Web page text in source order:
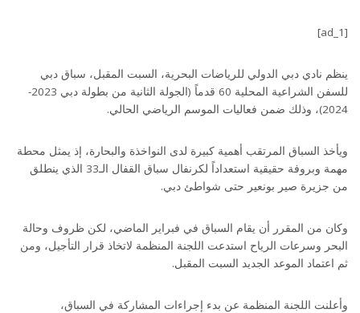
[ad_1]
ينظم نادي دبي الدولي للرياضات البحرية، السبت المقبل، سباق دبي
للسفن الشراعية المحلية 60 قدماً (الجولة الثانية من بطولة دبي 2023-
2024)، وذلك ضمن فعاليات الموسم الرياضي الحالي.
ويأخذ السباق المرتقب أهمية كبيرة لدى النواخذة والبحارة، إذ يمثل محطة
مهمة وبروفة حقيقية استعداداً لكرنفال سباق القفال الـ33 الذي ينطلق
من جزيرة صير بونعير حتى شواطئ دبي.
وكان من المقرر أن يقام السباق في فبراير الماضي، لكن ظروف وحالة
البحر وسرعات الرياح استدعت اللجنة المنظمة لاتخاذ قرار التأجيل، ومن
ثم اعتماد الموعد الجديد السبت المقبل.
وأعلنت اللجنة المنظمة عن بدء إجراءات المشاركة في السباق،